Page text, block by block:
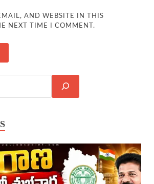
AND WEBSITE IN THIS
NEXT TIME I COMMENT.